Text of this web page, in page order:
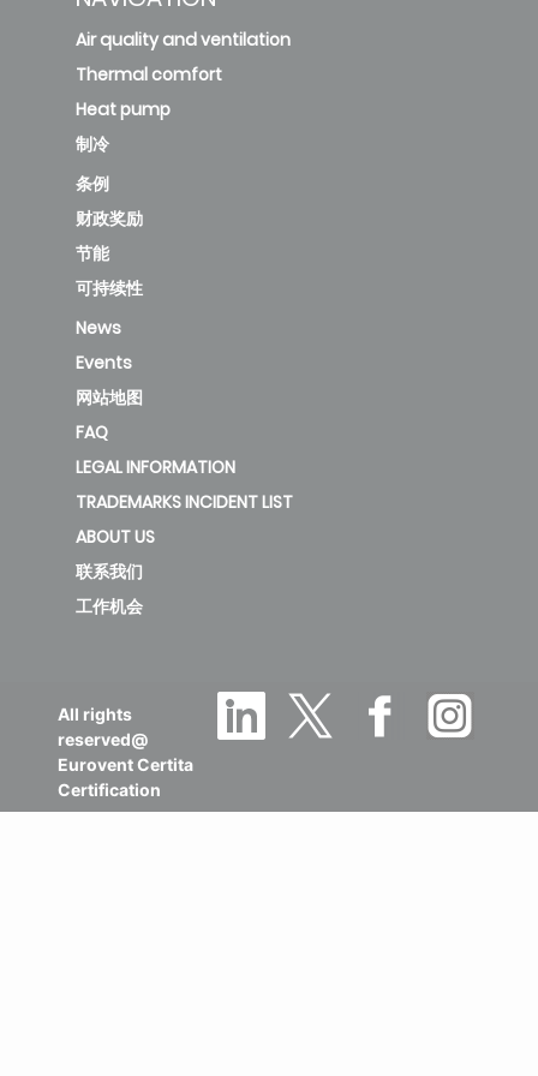
Air quality and ventilation
Thermal comfort
Heat pump
制冷
条例
财政奖励
节能
可持续性
News
Events
网站地图
FAQ
LEGAL INFORMATION
TRADEMARKS INCIDENT LIST
ABOUT US
联系我们
工作机会
All rights
reserved@
Eurovent Certita
Certification